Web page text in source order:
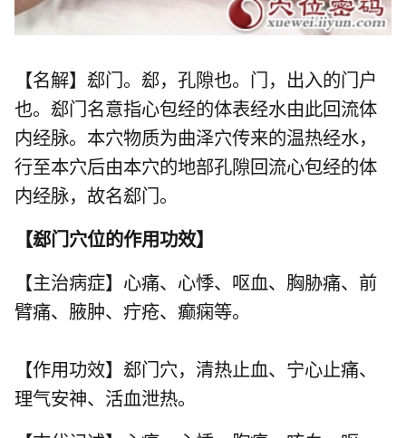
【名解】郄门。郄，孔隙也。门，出入的门户
也。郄门名意指心包经的体表经水由此回流体
内经脉。本穴物质为曲泽穴传来的温热经水，
行至本穴后由本穴的地部孔隙回流心包经的体
内经脉，故名郄门。
【郄门穴位的作用功效】
【主治病症】心痛、心悸、呕血、胸胁痛、前
臂痛、腋肿、疔疮、癫痫等。
【作用功效】郄门穴，清热止血、宁心止痛、
理气安神、活血泄热。